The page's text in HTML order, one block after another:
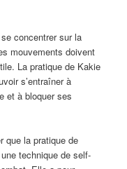
concentrer sur la
mouvements doivent
La pratique de Kakie
s’entraîner à
et à bloquer ses
que la pratique de
technique de self-